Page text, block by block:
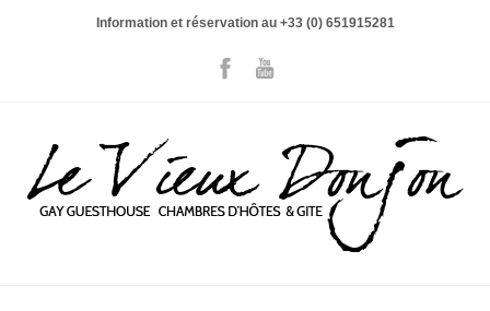
Information et réservation au +33 (0) 651915281